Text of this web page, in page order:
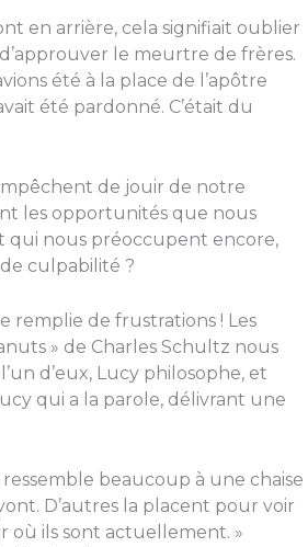
en arrière, cela signifiait oublier
le meurtre de frères.
été à la place de l’apôtre
été pardonné. C’était du
de jouir de notre
les opportunités que nous
qui nous préoccupent encore,
culpabilité ?
remplie de frustrations ! Les
» de Charles Schultz nous
d’eux, Lucy philosophe, et
qui a la parole, délivrant une
beaucoup à une chaise
D’autres la placent pour voir
où ils sont actuellement. »